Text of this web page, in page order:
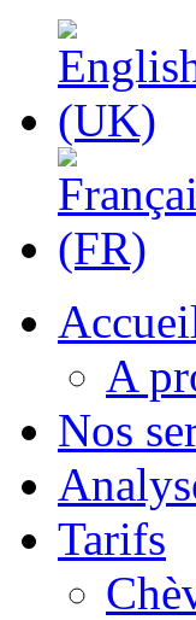
A
Nos
Tarifs